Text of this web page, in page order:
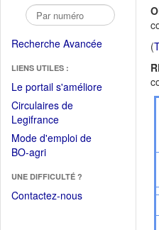
Recherche Avancée
LIENS UTILES :
Le portail s'améliore(Fichier
Circulaires de
Legifrance(Ouvrir
dans
une
fenêtre)
Mode d'emploi de
BO-agri(Ouvrir
une
nouvelle
UNE DIFFICULTÉ ?
Contactez-nous
(